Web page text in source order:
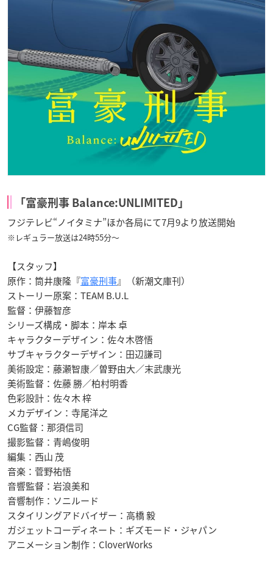
「富豪刑事 Balance:UNLIMITED」
フジテレビ“ノイタミナ”ほか各局にて7月9より放送開始
※レギュラー放送は24時55分～
【スタッフ】
原作：筒井康隆『富豪刑事』（新潮文庫刊）
ストーリー原案：TEAM B.U.L
監督：伊藤智彦
シリーズ構成・脚本：岸本 卓
キャラクターデザイン：佐々木啓悟
サブキャラクターデザイン：田辺謙司
美術設定：藤瀬智康／曽野由大／末武康光
美術監督：佐藤 勝／柏村明香
色彩設計：佐々木 梓
メカデザイン：寺尾洋之
CG監督：那須信司
撮影監督：青嶋俊明
編集：西山 茂
音楽：菅野祐悟
音響監督：岩浪美和
音響制作：ソニルード
スタイリングアドバイザー：高橋 毅
ガジェットコーディネート：ギズモード・ジャパン
アニメーション制作：CloverWorks